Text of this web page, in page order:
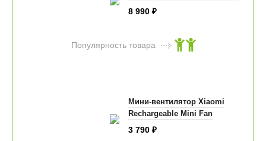
8 990 ₽
Популярность товара
Мини-вентилятор Xiaomi
Rechargeable Mini Fan
3 790 ₽